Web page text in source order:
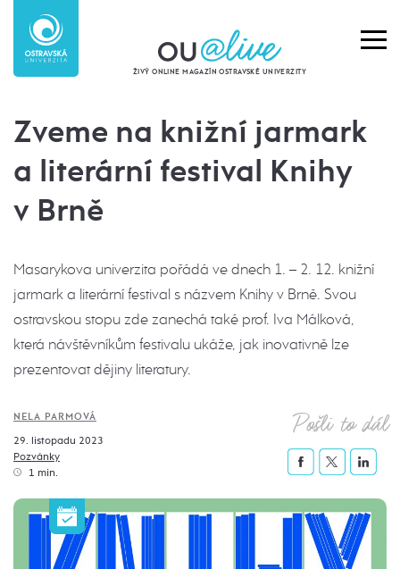
ŽIVÝ ONLINE MAGAZÍN OSTRAVSKÉ UNIVERZITY
Zveme na knižní jarmark
a literární festival Knihy
v Brně
Masarykova univerzita pořádá ve dnech 1. – 2. 12. knižní
jarmark a literární festival s názvem Knihy v Brně. Svou
ostravskou stopu zde zanechá také prof. Iva Málková,
která návštěvníkům festivalu ukáže, jak inovativně lze
prezentovat dějiny literatury.
NELA PARMOVÁ
29. listopadu 2023
Pozvánky
1 min.
Pošli to dál